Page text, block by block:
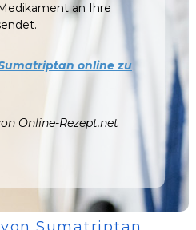
an Ihre
online zu
Online-Rezept.net